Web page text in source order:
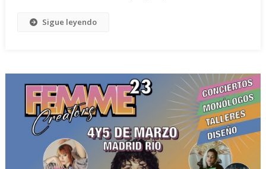
Sigue leyendo